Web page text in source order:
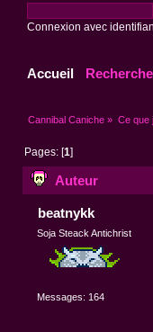
Connexion avec
Accueil
Cannibal Caniche » Ce que
Pages: [1]
Auteur
beatnykk
Soja Steack Antichrist
Messages: 164